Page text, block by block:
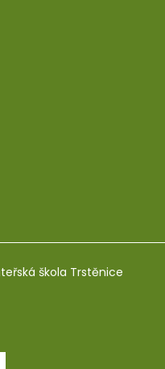
škola Trstěnice